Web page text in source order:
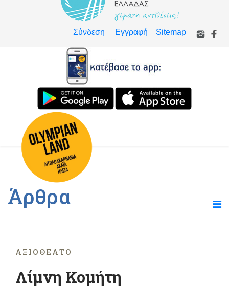
Σύνδεση Εγγραφή Sitemap
Άρθρα
ΑΞΙΟΘΈΑΤΟ
Λίμνη Κομήτη